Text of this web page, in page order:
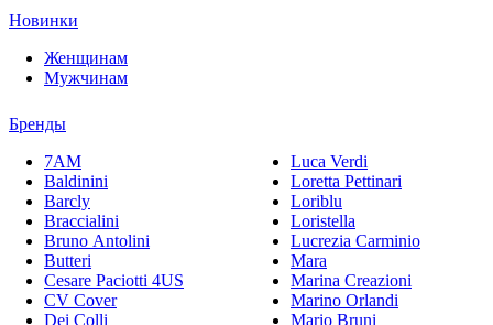
Новинки
Женщинам
Мужчинам
Бренды
7AM
Baldinini
Barcly
Braccialini
Bruno Antolini
Butteri
Cesare Paciotti 4US
CV Cover
Dei Colli
Luca Verdi
Loretta Pettinari
Loriblu
Loristella
Lucrezia Carminio
Mara
Marina Creazioni
Marino Orlandi
Mario Bruni